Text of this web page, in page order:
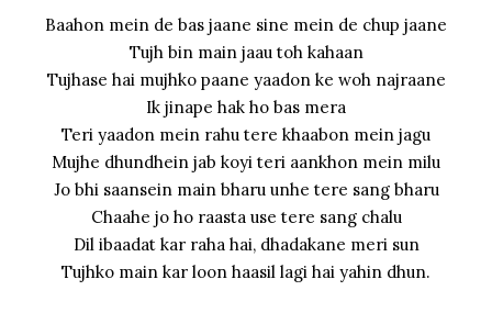
Baahon mein de bas jaane sine mein de chup jaane
Tujh bin main jaau toh kahaan
Tujhase hai mujhko paane yaadon ke woh najraane
Ik jinape hak ho bas mera
Teri yaadon mein rahu tere khaabon mein jagu
Mujhe dhundhein jab koyi teri aankhon mein milu
Jo bhi saansein main bharu unhe tere sang bharu
Chaahe jo ho raasta use tere sang chalu
Dil ibaadat kar raha hai, dhadakane meri sun
Tujhko main kar loon haasil lagi hai yahin dhun.